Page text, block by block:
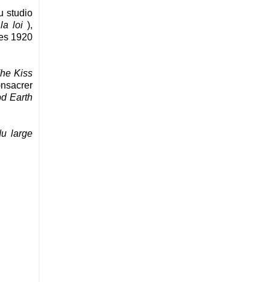
studio
loi ),
1920
Kiss
Earth
large